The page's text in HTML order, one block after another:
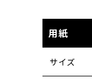
用紙
サイズ